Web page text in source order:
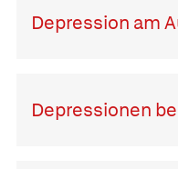
Depression am
Depressionen